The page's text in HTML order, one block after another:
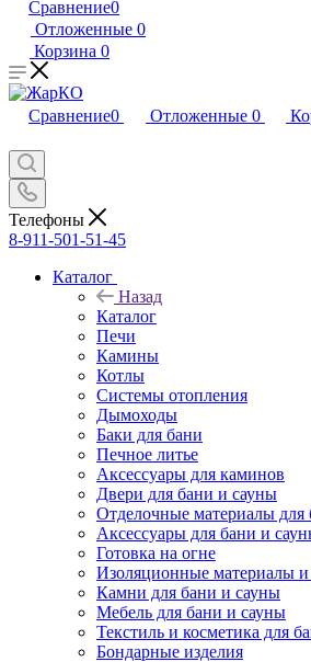
Сравнение0
Отложенные 0
Корзина 0
Сравнение0 Отложенные 0
Телефоны
8-911-501-51-45
Каталог
Назад
Каталог
Печи
Камины
Котлы
Системы отопления
Дымоходы
Баки для бани
Печное литье
Аксессуары для каминов
Двери для бани и сауны
Отделочные материалы для
Аксессуары для бани и
Готовка на огне
Изоляционные материалы и
Камни для бани и сауны
Мебель для бани и сауны
Текстиль и косметика для
Бондарные изделия